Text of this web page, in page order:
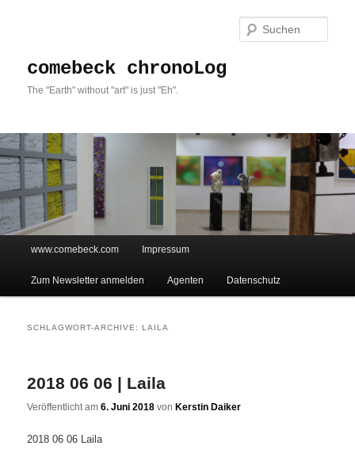
comebeck chronoLog
The "Earth" without "art" is just "Eh".
Zum Inhalt wechseln
Zum sekundären Inhalt wechseln
www.comebeck.com Impressum
Zum Newsletter anmelden Agenten Datenschutz
SCHLAGWORT-ARCHIVE:LAILA
2018 06 06 | Laila
Veröffentlicht am6. Juni 2018 von Kerstin Daiker
2018 06 06 Laila